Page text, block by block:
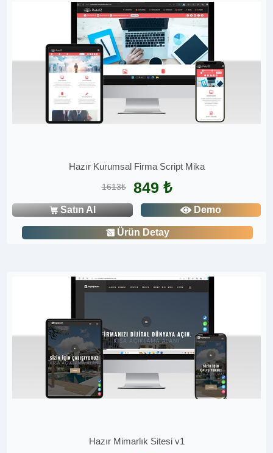
Hazır Kurumsal Firma Script Mika
1613₺ 849 ₺
Satın Al Demo
Ürün Detay
Hazır Mimarlık Sitesi v1